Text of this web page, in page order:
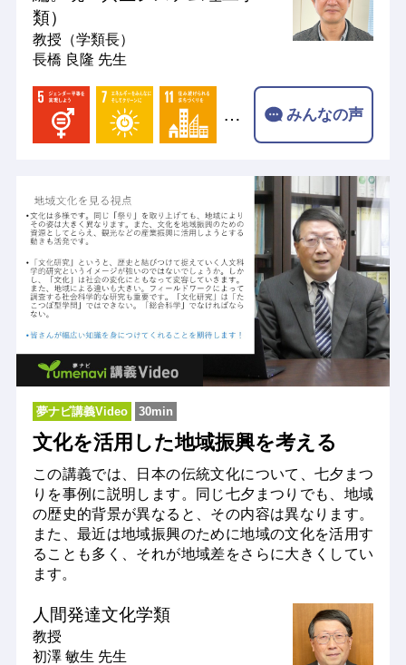
類）
教授（学類長）
長橋 良隆 先生
… みんなの声
夢ナビ講義Video 30min
文化を活用した地域振興を考える
この講義では、日本の伝統文化について、七夕まつ
りを事例に説明します。同じ七夕まつりでも、地域
の歴史的背景が異なると、その内容は異なります。
また、最近は地域振興のために地域の文化を活用す
ることも多く、それが地域差をさらに大きくしてい
ます。
人間発達文化学類
教授
初澤 敏生 先生